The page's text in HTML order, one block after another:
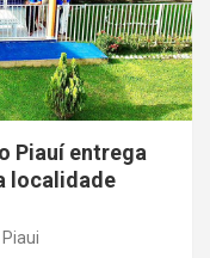
Piauí entrega
localidade